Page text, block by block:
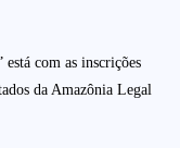
com as inscrições
da Amazônia Legal